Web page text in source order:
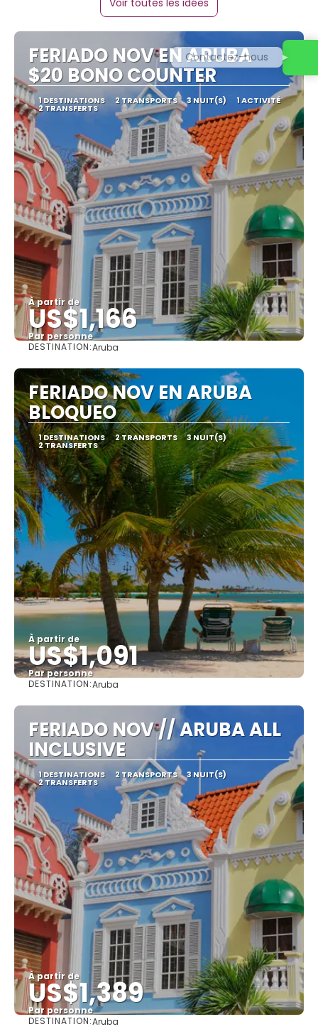
FERIADO NOV EN ARUBA
$20 BONO COUNTER
1 DESTINATIONS 2 TRANSPORTS 3 NUIT(S) 1 ACTIVITÉ
2 TRANSFERTS
À partir de
US$1,166
Par personne
DESTINATION:Aruba
FERIADO NOV EN ARUBA
BLOQUEO
1 DESTINATIONS 2 TRANSPORTS 3 NUIT(S)
2 TRANSFERTS
À partir de
US$1,091
Par personne
DESTINATION:Aruba
FERIADO NOV // ARUBA ALL
INCLUSIVE
1 DESTINATIONS 2 TRANSPORTS 3 NUIT(S)
2 TRANSFERTS
À partir de
US$1,389
Par personne
DESTINATION:Aruba
Contactez-nous